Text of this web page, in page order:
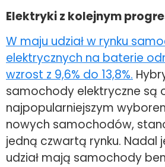
Elektryki z kolejnym
W maju udział w rynku
elektrycznych na baterie
wzrost z 9,6% do 13,8%.
samochody elektryczne są
najpopularniejszym
nowych samochodów,
jedną czwartą rynku. Nadal
udział mają samochody